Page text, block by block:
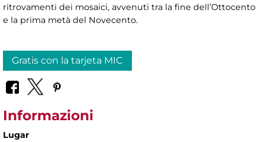
ritrovamenti dei mosaici, avvenuti tra la fine dell’Ottocento
e la prima metà del Novecento.
Gratis con la tarjeta MIC
Informazioni
Lugar